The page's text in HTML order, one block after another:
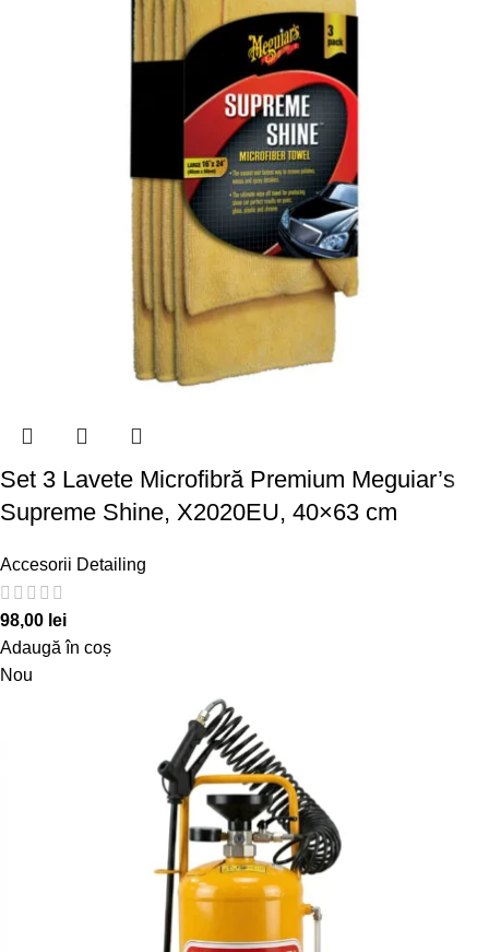
Set 3 Lavete Microfibră Premium Meguiar’s
Supreme Shine, X2020EU, 40×63 cm
Accesorii Detailing
98,00 lei
Adaugă în coș
Nou